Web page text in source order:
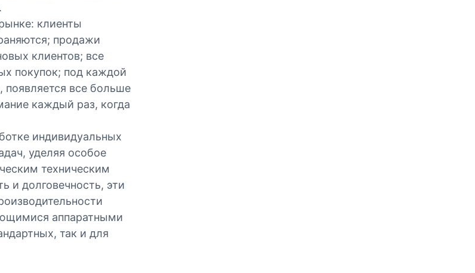
клиенты
продажи
клиентов; все
покупок; под каждой
все больше
каждый раз, когда
индивидуальных
уделяя особое
техническим
и долговечность, эти
аппаратными
так и для